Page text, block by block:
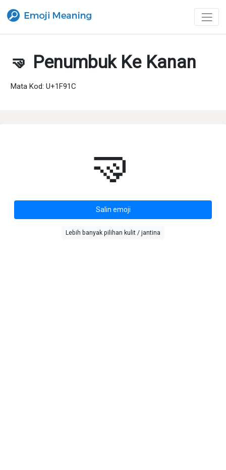
🤜 Penumbuk Ke Kanan
Mata Kod: U+1F91C
🤜
Salin emoji
Lebih banyak pilihan kulit / jantina